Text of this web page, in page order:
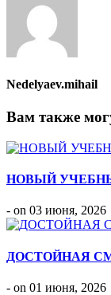
Nedelyaev.mihail
Вам также
НОВЫЙ
- on 03 июня, 2026
ДОСТОЙНАЯ
- on 01 июня, 2026